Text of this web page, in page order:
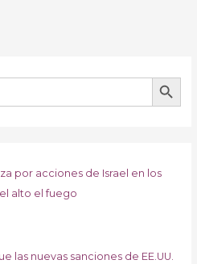
BOTÓN DE
por acciones de Israel en los
alto el fuego
las nuevas sanciones de EE.UU.